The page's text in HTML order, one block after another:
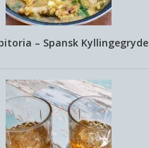
– Spansk Kyllingegryde